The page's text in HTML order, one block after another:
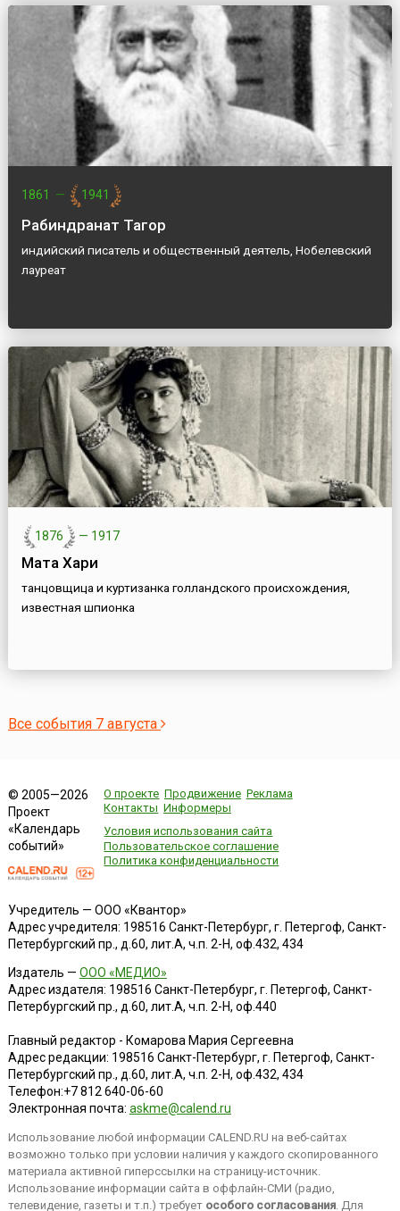
1861 — 1941
Рабиндранат Тагор
индийский писатель и общественный деятель, Нобелевский
лауреат
1876 — 1917
Мата Хари
танцовщица и куртизанка голландского происхождения,
известная шпионка
Все события 7 августа
© 2005—2026
Проект
«Календарь
событий»
О проекте Продвижение Реклама
Контакты Информеры
Условия использования сайта
Пользовательское соглашение
Политика конфиденциальности
Учредитель — ООО «Квантор»
Адрес учредителя: 198516 Санкт-Петербург, г. Петергоф, Санкт-
Петербургский пр., д.60, лит.А, ч.п. 2-Н, оф.432, 434
Издатель — ООО «МЕДИО»
Адрес издателя: 198516 Санкт-Петербург, г. Петергоф, Санкт-
Петербургский пр., д.60, лит.А, ч.п. 2-Н, оф.440
Главный редактор - Комарова Мария Сергеевна
Адрес редакции: 198516 Санкт-Петербург, г. Петергоф, Санкт-
Петербургский пр., д.60, лит.А, ч.п. 2-Н, оф.432, 434
Телефон:+7 812 640-06-60
Электронная почта: askme@calend.ru
Использование любой информации CALEND.RU на веб-сайтах
возможно только при условии наличия у каждого скопированного
материала активной гиперссылки на страницу-источник.
Использование информации сайта в оффлайн-СМИ (радио,
телевидение, газеты и т.п.) требует особого согласования. Для